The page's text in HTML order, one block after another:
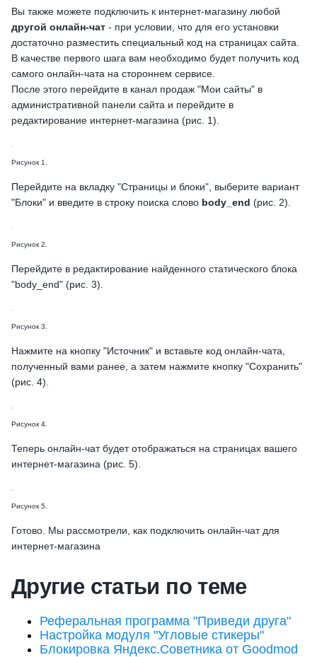
Вы также можете подключить к интернет-магазину любой
другой онлайн-чат - при условии, что для его установки
достаточно разместить специальный код на страницах сайта.
В качестве первого шага вам необходимо будет получить код
самого онлайн-чата на стороннем сервисе.
После этого перейдите в канал продаж "Мои сайты" в
административной панели сайта и перейдите в
редактирование интернет-магазина (рис. 1).
Рисунок 1.
Перейдите на вкладку "Страницы и блоки", выберите вариант
"Блоки" и введите в строку поиска слово body_end (рис. 2).
Рисунок 2.
Перейдите в редактирование найденного статического блока
"body_end" (рис. 3).
Рисунок 3.
Нажмите на кнопку "Источник" и вставьте код онлайн-чата,
полученный вами ранее, а затем нажмите кнопку "Сохранить"
(рис. 4).
Рисунок 4.
Теперь онлайн-чат будет отображаться на страницах вашего
интернет-магазина (рис. 5).
Рисунок 5.
Готово. Мы рассмотрели, как подключить онлайн-чат для
интернет-магазина
Другие статьи по теме
Реферальная программа "Приведи друга"
Настройка модуля "Угловые стикеры"
Блокировка Яндекс.Советника от Goodmod